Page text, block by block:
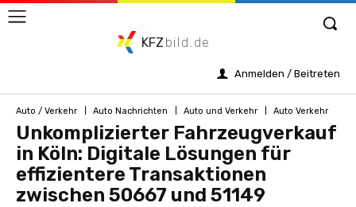
KFZ bild.de
Anmelden / Beitreten
Auto / Verkehr Auto Nachrichten Auto und Verkehr Auto Verkehr
Unkomplizierter Fahrzeugverkauf
in Köln: Digitale Lösungen für
effizientere Transaktionen
zwischen 50667 und 51149